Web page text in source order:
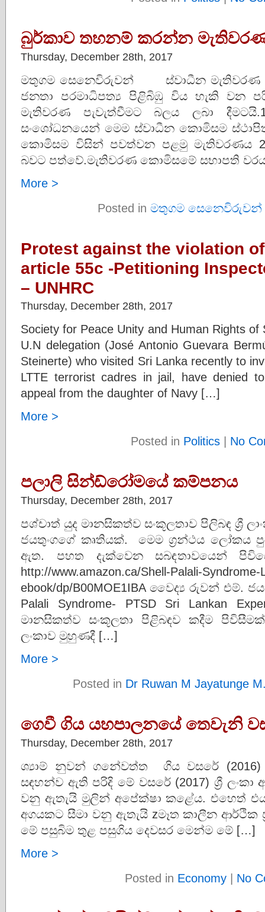
බුර්කාව තහනම් කරන්න
Thursday, December 28th, 2017
මතුගම සෙනෙවිරුවන් ස්වාධීන මැතිවරණ
ජනතා පරමාධිපත්‍ය පිළිබිඹු විය හැකි වන
මැතිවරණ පැවැත්වීමට බලය ලබා
සංශෝධනයෙන් මෙම ස්වාධීන කොමිසම
කොමිසම විසින් පවත්වන පළමු මැතිවරණය
බවට පත්වේ.මැතිවරණ කොමිසමේ සභාපති
More >
Posted in මතුගම සෙනෙවිරුවන්
Protest against the violation
article 55c -Petitioning
– UNHRC
Thursday, December 28th, 2017
Society for Peace Unity and Human Rights
U.N delegation (José Antonio Guevara
Steinerte) who visited Sri Lanka recently to
LTTE terrorist cadres in jail, have denied
appeal from the daughter of Navy […]
More >
Posted in Politics | No
පලාලි සින්ඩ්රෝමයේ කම්පනය
Thursday, December 28th, 2017
පශ්චාත් යුද මානසිකත්ව සංකූලතාව පිලිබඳ ශ්‍රී
ජයතුංගගේ කෘතියක්. මෙම ග්‍රන්ථය ලෝකය
ඇත. පහත දැක්වෙන සබඳතාවයෙන්
http://www.amazon.ca/Shell-Palali-
ebook/dp/B00MOE1IBA වෛද්‍ය රුවන් එම්.
Palali Syndrome- PTSD Sri Lankan
මානසිකත්ව සංකූලතා පිළිබඳව කදීම
ලංකාව මුහුණදී […]
More >
Posted in Dr Ruwan M Jayatunge
ගෙවී ගිය යහපාලනයේ තෙවැනි
Thursday, December 28th, 2017
ශ්‍යාම් නුවන් ගනේවත්ත ගිය වසරේ (2016)
සඳහන්ව ඇති පරිදි මේ වසරේ (2017) ශ්‍රී
වනු ඇතැයි මුලින් අපේක්‌ෂා කළේය. එහෙත් එය
අගයකට සීමා වනු ඇතැයි zමෑත කාලීන ආර්ථික
මේ පසුබිම තුළ පසුගිය දෙවසර මෙන්ම මේ […]
More >
Posted in Economy| No